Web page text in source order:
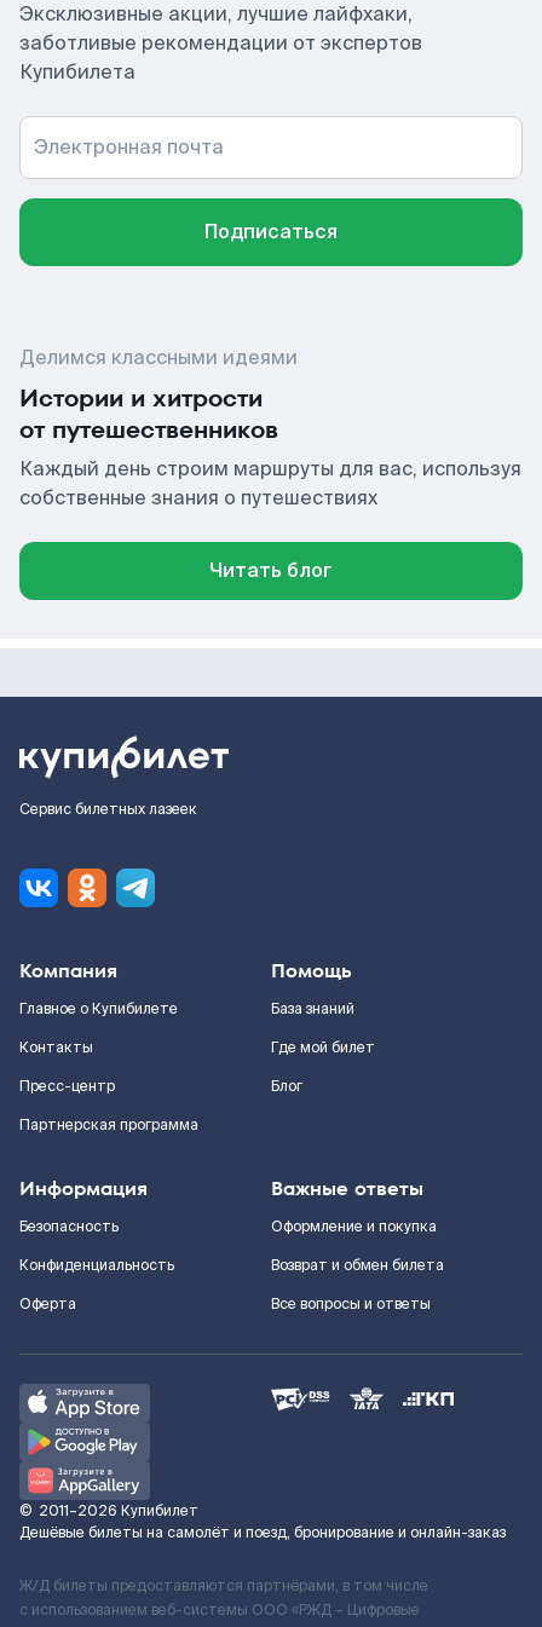
Эксклюзивные акции, лучшие лайфхаки,
заботливые рекомендации от экспертов
Купибилета
Электронная почта
Подписаться
Делимся классными идеями
Истории и хитрости
от путешественников
Каждый день строим маршруты для вас, используя
собственные знания о путешествиях
Читать блог
Сервис билетных лазеек
Компания
Главное о Купибилете
Контакты
Пресс-центр
Партнерская программа
Помощь
База знаний
Где мой билет
Блог
Информация
Безопасность
Конфиденциальность
Оферта
Важные ответы
Оформление и покупка
Возврат и обмен билета
Все вопросы и ответы
© 2011–2026 Купибилет
Дешёвые билеты на самолёт и поезд, бронирование и онлайн-заказ
Ж/Д билеты предоставляются партнёрами, в том числе
с использованием веб-системы ООО «РЖД – Цифровые